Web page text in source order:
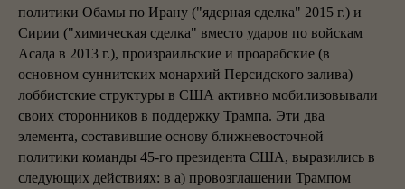
политики Обамы по Ирану ("ядерная сделка" 2015 г.) и
Сирии ("химическая сделка" вместо ударов по войскам
Асада в 2013 г.), произраильские и проарабские (в
основном суннитских монархий Персидского залива)
лоббистские структуры в США активно мобилизовывали
своих сторонников в поддержку Трампа. Эти два
элемента, составившие основу ближневосточной
политики команды 45-го президента США, выразились в
следующих действиях: в а) провозглашении Трампом